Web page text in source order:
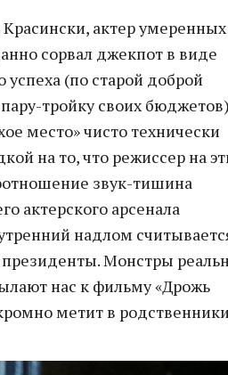
актер умеренных
сорвал джекпот в виде
успеха (по старой доброй
тройку своих
место» чисто технически
на то, что режиссер на
звук-тишина
актерского арсенала
надлом
Монстры
нас к фильму «Дрожь
метит в